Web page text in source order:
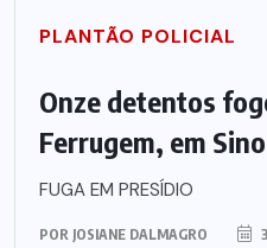
PLANTÃO POLICIAL
Onze detentos
Ferrugem, em
FUGA EM PRESÍDIO
POR JOSIANE DALMAGRO